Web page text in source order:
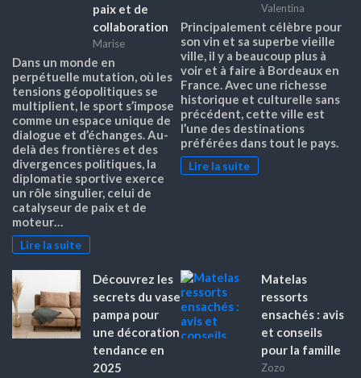
paix et de
collaboration
Marise
Dans un monde en
perpétuelle mutation, où les
tensions géopolitiques se
multiplient, le sport s’impose
comme un espace unique de
dialogue et d’échanges. Au-
delà des frontières et des
divergences politiques, la
diplomatie sportive exerce
un rôle singulier, celui de
catalyseur de paix et de
moteur…
Lire la suite
Valentina
Principalement célèbre pour
son vin et sa superbe vieille
ville, il y a beaucoup plus à
voir et à faire à Bordeaux en
France. Avec une richesse
historique et culturelle sans
précédent, cette ville est
l’une des destinations
préférées dans tout le pays.
Lire la suite
Découvrez les
secrets du vase
pampa pour
une décoration
tendance en
2025
Matelas
ressorts
ensachés : avis
et conseils
pour la famille
Zozo